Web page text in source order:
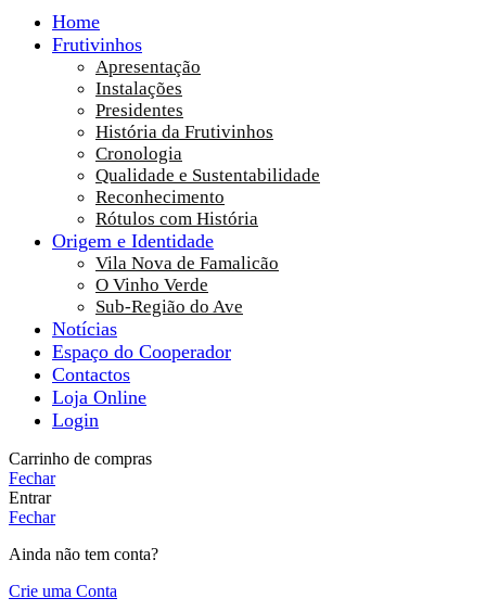
Home
Frutivinhos
Apresentação
Instalações
Presidentes
História da Frutivinhos
Cronologia
Qualidade e Sustentabilidade
Reconhecimento
Rótulos com História
Origem e Identidade
Vila Nova de Famalicão
O Vinho Verde
Sub-Região do Ave
Notícias
Espaço do Cooperador
Contactos
Loja Online
Login
Carrinho de compras
Fechar
Entrar
Fechar
Ainda não tem conta?
Crie uma Conta